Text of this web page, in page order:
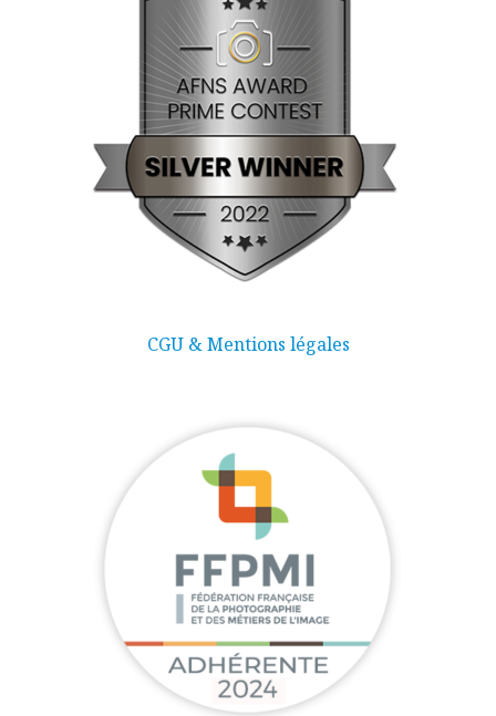
CGU & Mentions légales